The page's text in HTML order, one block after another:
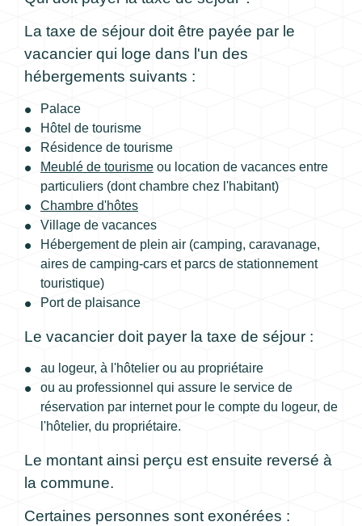
La taxe de séjour doit être payée par le
vacancier qui loge dans l'un des
hébergements suivants :
Palace
Hôtel de tourisme
Résidence de tourisme
Meublé de tourisme ou location de vacances entre
particuliers (dont chambre chez l'habitant)
Chambre d'hôtes
Village de vacances
Hébergement de plein air (camping, caravanage,
aires de camping-cars et parcs de stationnement
touristique)
Port de plaisance
Le vacancier doit payer la taxe de séjour :
au logeur, à l'hôtelier ou au propriétaire
ou au professionnel qui assure le service de
réservation par internet pour le compte du logeur, de
l'hôtelier, du propriétaire.
Le montant ainsi perçu est ensuite reversé à
la commune.
Certaines personnes sont exonérées :